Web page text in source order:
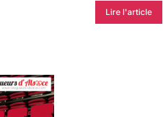
Lire l'article